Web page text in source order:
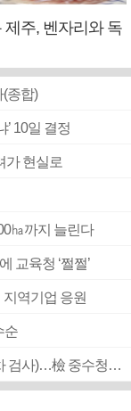
제주, 벤자리와 독
종합)
’ 10일 결정
가 현실로
㏊까지 늘린다
교육청 ‘쩔쩔’
역기업 응원
순
■ 검사 신분 버리고 직급하향(10년 이하 저연차 검사)…檢 중수청행 기피